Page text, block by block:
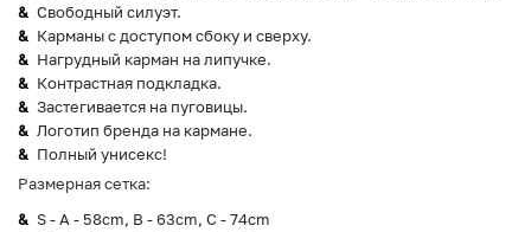
Свободный силуэт.
Карманы с доступом сбоку и сверху.
Нагрудный карман на липучке.
Контрастная подкладка.
Застегивается на пуговицы.
Логотип бренда на кармане.
Полный унисекс!
Размерная сетка:
S - A - 58cm, B - 63cm, C - 74cm